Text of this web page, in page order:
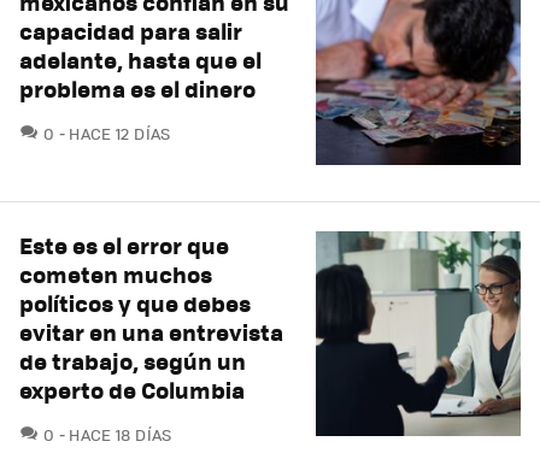
capacidad para salir
adelante, hasta que el
problema es el dinero
0 COMENTARIOS
HACE 12 DÍAS
Este es el error que
cometen muchos
políticos y que debes
evitar en una entrevista
de trabajo, según un
experto de Columbia
0 COMENTARIOS
HACE 18 DÍAS